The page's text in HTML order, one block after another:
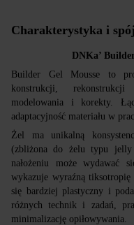
Charakterystyka i
DNKa’
Builder Gel Mousse to
konstrukcji,
modelowania i korekty.
adaptacyjność materiału w
Żel ma unikalną
(zbliżona do żelu typu jelly
nałożeniu może wydawać
wykazuje wyraźną
się bardziej plastyczny i
różnych technik i zadań,
minimalizację opiłowywania.